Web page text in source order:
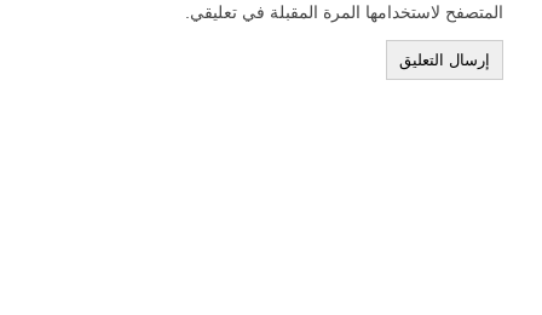
المتصفح لاستخدامها المرة المقبلة في تعليقي.